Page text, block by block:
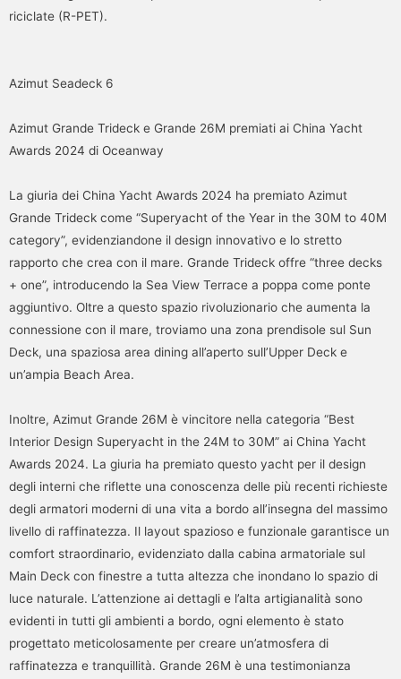
riciclate (R-PET).
Azimut Seadeck 6
Azimut Grande Trideck e Grande 26M premiati ai China Yacht
Awards 2024 di Oceanway
La giuria dei China Yacht Awards 2024 ha premiato Azimut
Grande Trideck come “Superyacht of the Year in the 30M to 40M
category”, evidenziandone il design innovativo e lo stretto
rapporto che crea con il mare. Grande Trideck offre “three decks
+ one”, introducendo la Sea View Terrace a poppa come ponte
aggiuntivo. Oltre a questo spazio rivoluzionario che aumenta la
connessione con il mare, troviamo una zona prendisole sul Sun
Deck, una spaziosa area dining all’aperto sull’Upper Deck e
un’ampia Beach Area.
Inoltre, Azimut Grande 26M è vincitore nella categoria “Best
Interior Design Superyacht in the 24M to 30M” ai China Yacht
Awards 2024. La giuria ha premiato questo yacht per il design
degli interni che riflette una conoscenza delle più recenti richieste
degli armatori moderni di una vita a bordo all’insegna del massimo
livello di raffinatezza. Il layout spazioso e funzionale garantisce un
comfort straordinario, evidenziato dalla cabina armatoriale sul
Main Deck con finestre a tutta altezza che inondano lo spazio di
luce naturale. L’attenzione ai dettagli e l’alta artigianalità sono
evidenti in tutti gli ambienti a bordo, ogni elemento è stato
progettato meticolosamente per creare un’atmosfera di
raffinatezza e tranquillità. Grande 26M è una testimonianza